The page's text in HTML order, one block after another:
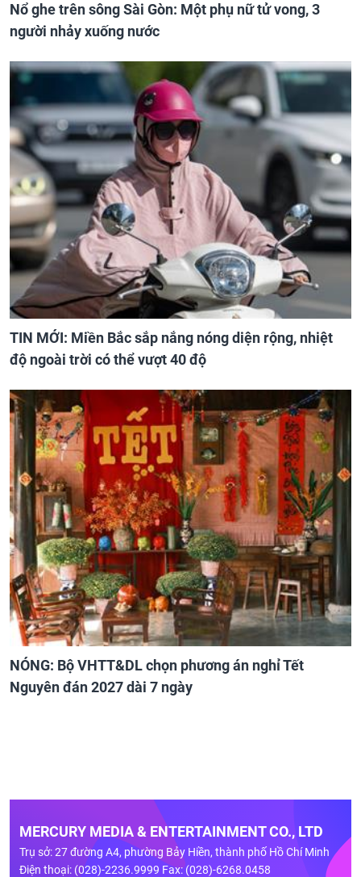
Nổ ghe trên sông Sài Gòn: Một phụ nữ tử vong, 3
người nhảy xuống nước
TIN MỚI: Miền Bắc sắp nắng nóng diện rộng, nhiệt
độ ngoài trời có thể vượt 40 độ
NÓNG: Bộ VHTT&DL chọn phương án nghỉ Tết
Nguyên đán 2027 dài 7 ngày
MERCURY MEDIA & ENTERTAINMENT CO., LTD
Trụ sở: 27 đường A4, phường Bảy Hiền, thành phố Hồ Chí Minh
Điện thoại: (028)-2236.9999 Fax: (028)-6268.0458